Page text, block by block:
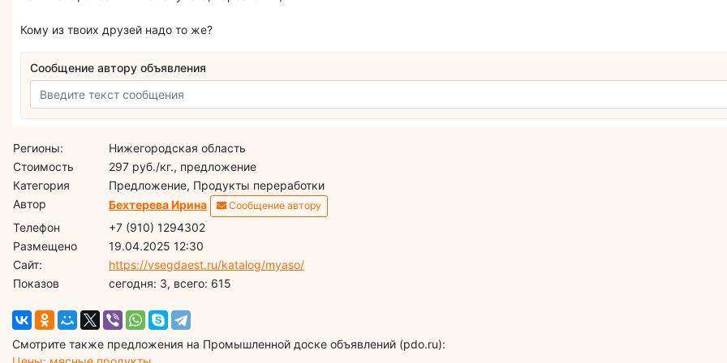
Кому из твоих друзей надо то же?
Сообщение автору объявления
Регионы:
Нижегородская область
Стоимость
297 руб./кг., предложение
Категория
Предложение, Продукты переработки
Автор
Бехтерева Ирина Сообщение автору
Телефон
+7 (910) 1294302
Размещено
19.04.2025 12:30
Сайт:
https://vsegdaest.ru/katalog/myaso/
Показов
cегодня: 3, всего: 615
Смотрите также предложения на Промышленной доске объявлений (pdo.ru):